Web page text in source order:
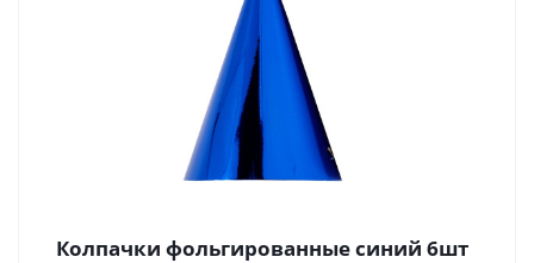
Колпачки фольгированные синий 6шт